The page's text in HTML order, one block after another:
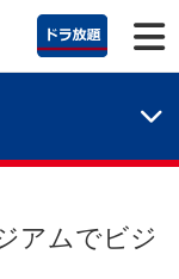
アムでビジ